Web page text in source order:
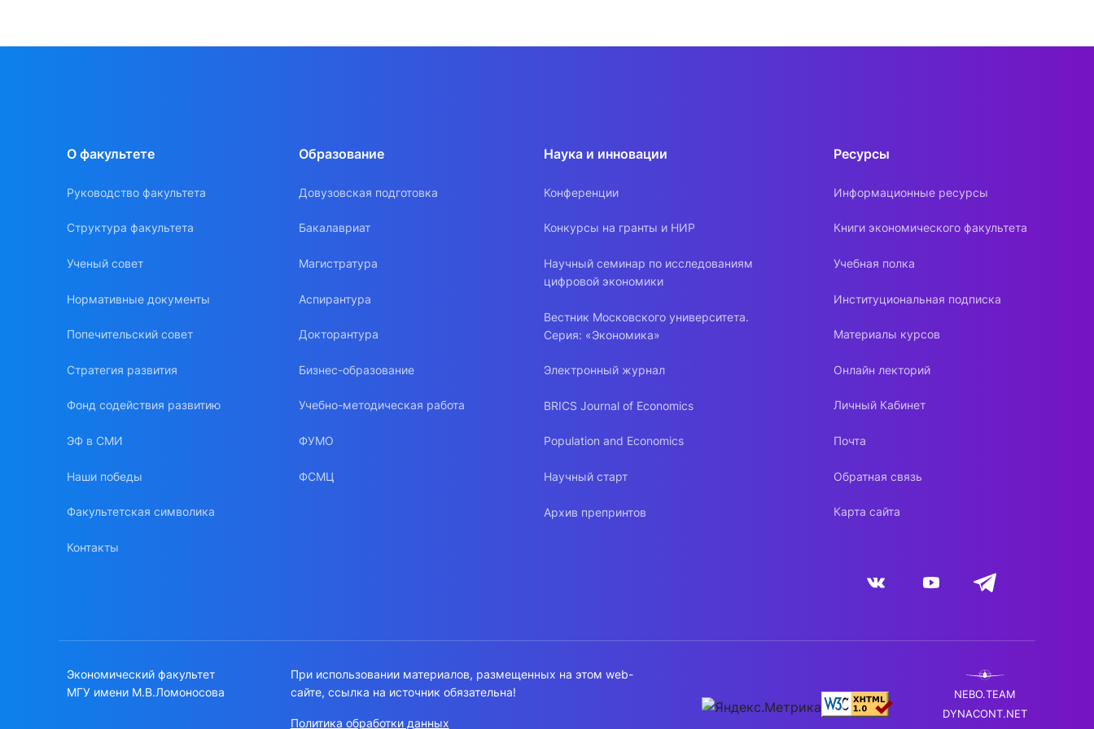
О факультете
Руководство факультета
Структура факультета
Ученый совет
Нормативные документы
Попечительский совет
Стратегия развития
Фонд содействия развитию
ЭФ в СМИ
Наши победы
Факультетская символика
Контакты
Образование
Довузовская подготовка
Бакалавриат
Магистратура
Аспирантура
Докторантура
Бизнес-образование
Учебно-методическая работа
ФУМО
ФСМЦ
Наука и инновации
Конференции
Конкурсы на гранты и НИР
Научный семинар по исследованиям
цифровой экономики
Вестник Московского университета.
Серия: «Экономика»
Электронный журнал
BRICS Journal of Economics
Population and Economics
Научный старт
Архив препринтов
Ресурсы
Информационные ресурсы
Книги экономического факультета
Учебная полка
Институциональная подписка
Материалы курсов
Онлайн лекторий
Личный Кабинет
Почта
Обратная связь
Карта сайта
Экономический факультет
МГУ имени М.В.Ломоносова
При использовании материалов, размещенных на этом web-
сайте, ссылка на источник обязательна!
Политика обработки данных
NEBO.TEAM
DYNACONT.NET